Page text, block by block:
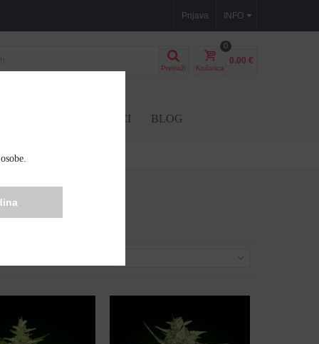
INFO
Prijava
Pretraži Košarica
0
0.00 €
DODACI BLOG